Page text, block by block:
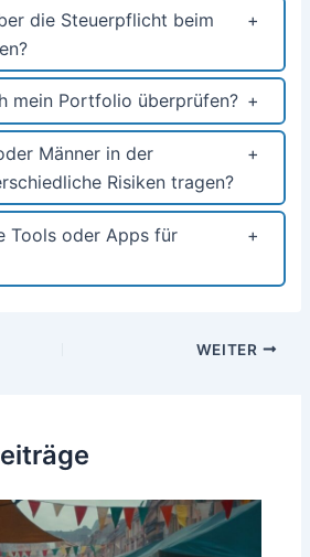
die Steuerpflicht beim
mein Portfolio überprüfen?
Männer in der
Risiken tragen?
Tools oder Apps für
WEITER